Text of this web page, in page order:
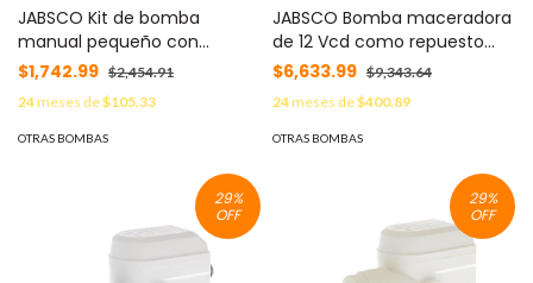
JABSCO Kit de bomba
manual pequeño con
cuerpo de latón. MOD:
34060-0010
$1,742.99 $2,454.91
24meses de$105.33
OTRAS BOMBAS
JABSCO Bomba maceradora
de 12 Vcd como repuesto
para inodoros serie 37010-
0000, 37010-1000, 37010-
0090. MOD: 37041-0010
$6,633.99 $9,343.64
24meses de$400.89
OTRAS BOMBAS
29%
OFF
29%
OFF